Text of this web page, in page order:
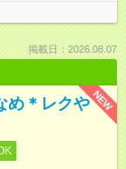
掲載日：2026.08.07
NEW
め＊レクや